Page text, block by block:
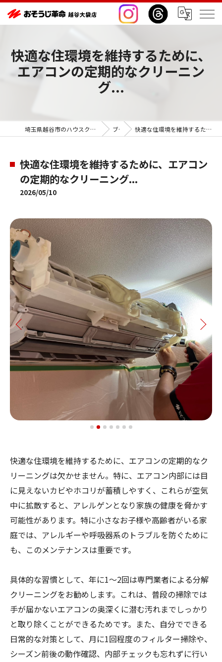
快適な住環境を維持するために、
エアコンの定期的なクリーニン
グ...
埼玉県越谷市のハウスクリーニングならおそうじ革命越谷大袋店 ブログ 快適な住環境を維持するために、エアコンの定期的なクリーニング...
快適な住環境を維持するために、エアコン
の定期的なクリーニング...
2026/05/10
快適な住環境を維持するために、エアコンの定期的なク
リーニングは欠かせません。特に、エアコン内部には目
に見えないカビやホコリが蓄積しやすく、これらが空気
中に拡散すると、アレルゲンとなり家族の健康を脅かす
可能性があります。特に小さなお子様や高齢者がいる家
庭では、アレルギーや呼吸器系のトラブルを防ぐために
も、このメンテナンスは重要です。
具体的な習慣として、年に1〜2回は専門業者による分解
クリーニングをお勧めします。これは、普段の掃除では
手が届かないエアコンの奥深くに潜む汚れまでしっかり
と取り除くことができるためです。また、自分でできる
日常的な対策として、月に1回程度のフィルター掃除や、
シーズン前後の動作確認、内部チェックも忘れずに行い